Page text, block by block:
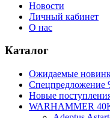
Новости
Личный кабинет
О нас
Каталог
Ожидаемые
Спецпредложение
Новые
WARHAMMER